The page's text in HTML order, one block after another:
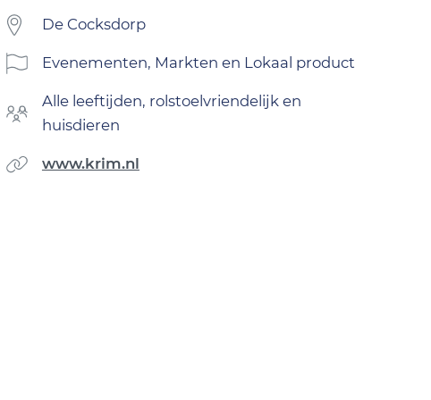
De Cocksdorp
Evenementen, Markten en Lokaal product
alle leeftijden, rolstoelvriendelijk en
huisdieren
www.krim.nl